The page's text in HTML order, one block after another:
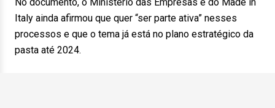
Italy ainda afirmou que quer “ser parte ativa” nesses
processos e que o tema já está no plano estratégico da
pasta até 2024.